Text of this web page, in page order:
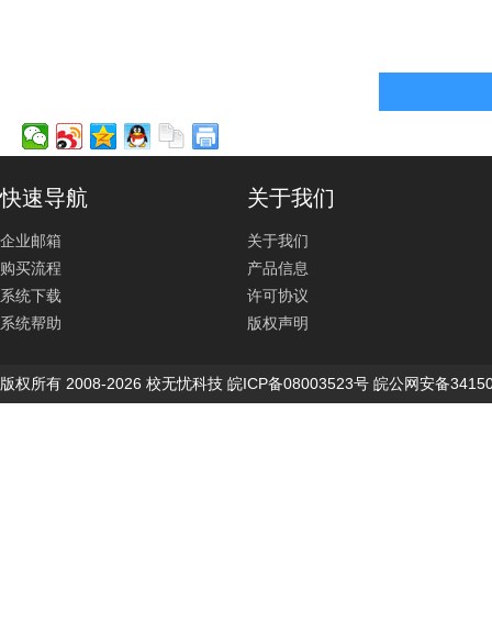
快速导航
企业邮箱
购买流程
系统下载
系统帮助
关于我们
关于我们
产品信息
许可协议
版权声明
版权所有 2008-2026 校无忧科技 皖ICP备08003523号 皖公网安备